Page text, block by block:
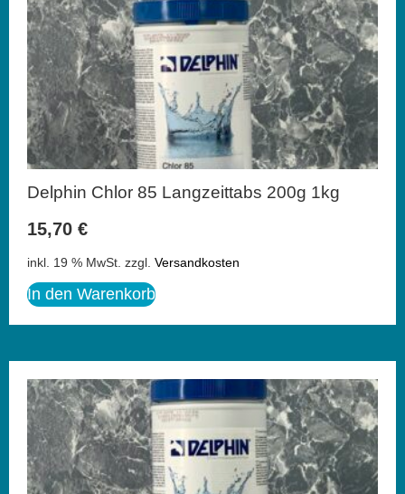
Delphin Chlor 85 Langzeittabs 200g 1kg
15,70 €
inkl. 19 % MwSt. zzgl. Versandkosten
In den Warenkorb